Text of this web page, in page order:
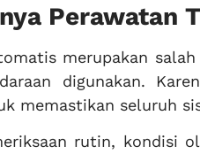
Perawatan
merupakan
digunakan.
memastikan seluruh
rutin, kondisi